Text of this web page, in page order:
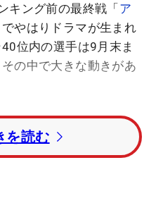
キング前の最終戦「ア
やはりドラマが生まれ
位内の選手は9月末ま
の中で大きな動きがあ
ついに終了 熱戦を特選
を読む